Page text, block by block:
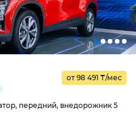
от 98 491 ₸/мес
передний, внедорожник 5